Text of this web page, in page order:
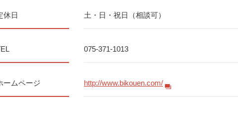
休日 土・日・祝日（相談可）
075-371-1013
ームページ http://www.bikouen.com/